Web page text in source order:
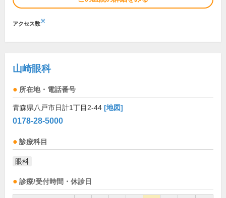
アクセス数※
山崎眼科
所在地・電話番号
青森県八戸市日計1丁目2-44 [地図]
0178-28-5000
診療科目
眼科
診療/受付時間・休診日